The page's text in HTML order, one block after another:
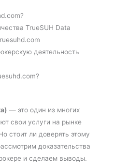
TrueSUH Data
деятельность
— это один из многих
свои услуги на рынке
стоит ли доверять этому
доказательства
и сделаем выводы.